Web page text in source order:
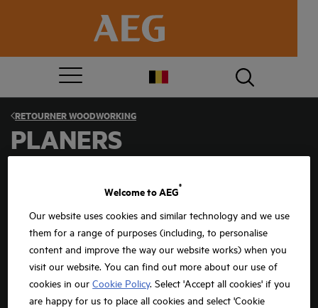
RETOURNERWOODWORKING
PLANERS
incontournables pour tous ceux qui effectuent des travaux de
menuiserie ou d’ébénisterie et pour tous les agents du BTP. Ils
permettent de raccourcir ou dégrossir des pièces en bois, mais aussi
de chanfreiner. Les rabots à bois modernes sont spécialement
conçus pour ces différentes tâches. Que vous souhaitiez adapter
une porte qui frotte, chanfreiner les bords de poutres de toit ou
fraiser des feuillures, les rabots électriques constituent des outils
pratiques et performants.
VOIR PLUS
Welcome to AEG
®
Our website uses cookies and similar technology and we use
them for a range of purposes (including, to personalise
content and improve the way our website works) when you
visit our website. You can find out more about our use of
cookies in ourCookie Policy. Select 'Accept all cookies' if you
are happy for us to place all cookies and select 'Cookie